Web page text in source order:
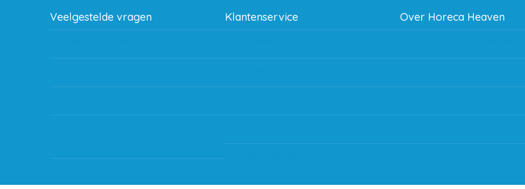
Veelgestelde vragen Klantenservice
Subsidie regeling EIA 2020
Over Horeca Heaven